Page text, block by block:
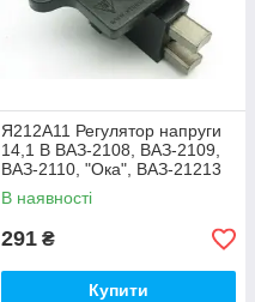
Я212А11 Регулятор напруги
14,1 В ВАЗ-2108, ВАЗ-2109,
ВАЗ-2110, "Ока", ВАЗ-21213
(ВТН)
В наявності
291 ₴
Купити